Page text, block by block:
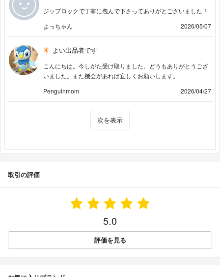
ジップロックで丁寧に包んで下さってありがとございました！
よっちゃん
2026/05/07
よい出品者です
こんにちは。今しがた受け取りました。どうもありがとうござ
いました。また機会があれば宜しくお願いします。
Penguinmom
2026/04/27
次を表示
取引の評価
5.0
評価を見る